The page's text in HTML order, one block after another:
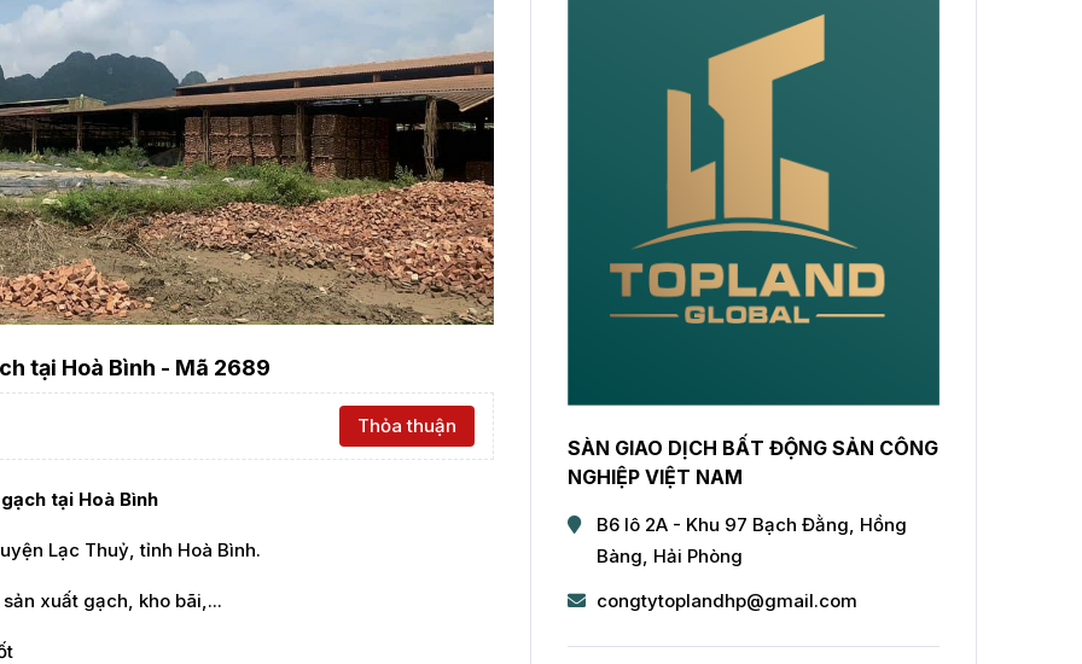
tại Hoà Bình - Mã 2689
Thỏa thuận
tại Hoà Bình
Lạc Thuỷ, tỉnh Hoà Bình.
xuất gạch, kho bãi,...
SÀN GIAO DỊCH BẤT ĐỘNG SẢN CÔNG
NGHIỆP VIỆT NAM
B6 lô 2A - Khu 97 Bạch Đằng, Hồng
Bàng, Hải Phòng
congtytoplandhp@gmail.com